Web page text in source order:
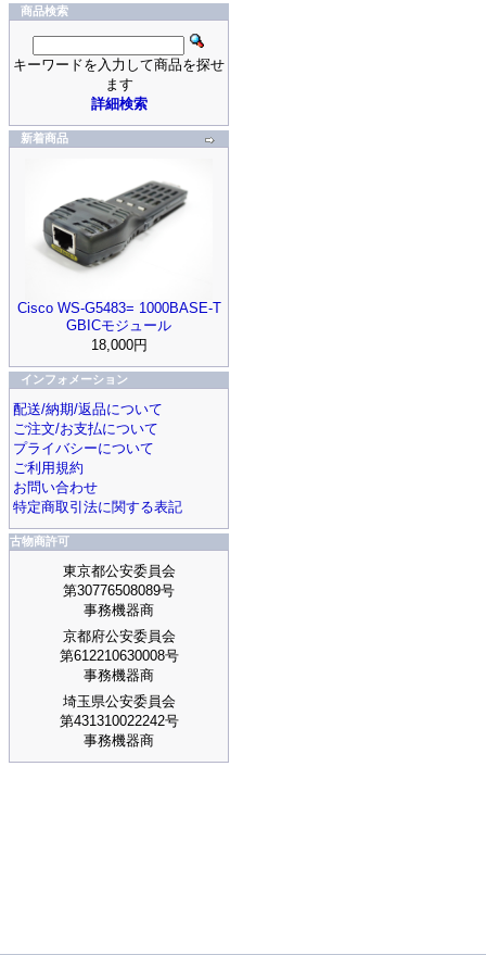
商品検索
キーワードを入力して商品を探せ
ます
詳細検索
新着商品
Cisco WS-G5483= 1000BASE-T
GBICモジュール
18,000円
インフォメーション
配送/納期/返品について
ご注文/お支払について
プライバシーについて
ご利用規約
お問い合わせ
特定商取引法に関する表記
古物商許可
東京都公安委員会
第30776508089号
事務機器商
京都府公安委員会
第612210630008号
事務機器商
埼玉県公安委員会
第431310022242号
事務機器商